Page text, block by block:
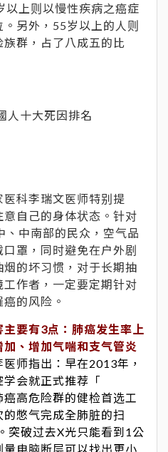
以上则以慢性疾病之癌症
另外，55岁以上的人则
群，占了八成五的比
医科李瑞文医师特别提
自己的身体状态。针对
、中南部的民众，空气品
罩，同时避免在户外剧
的坏习惯，对于长期抽
作者，一定要定期针对
的风险。
要有3点：肺癌发生率上
、增加气喘和支气管炎
医师指出：早在2013年，
会就正式推荐「
癌高危险群的健检首选工
的憋气完成全肺脏的扫
突破过去X光只能看到1公
电脑断层可以找出更小